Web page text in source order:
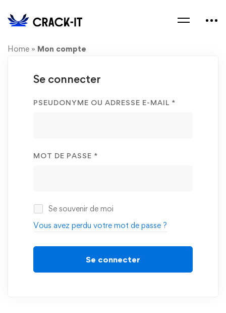
Home » Mon compte
Se connecter
PSEUDONYME OU ADRESSE E-MAIL *
MOT DE PASSE *
Se souvenir de moi
Vous avez perdu votre mot de passe ?
Se connecter